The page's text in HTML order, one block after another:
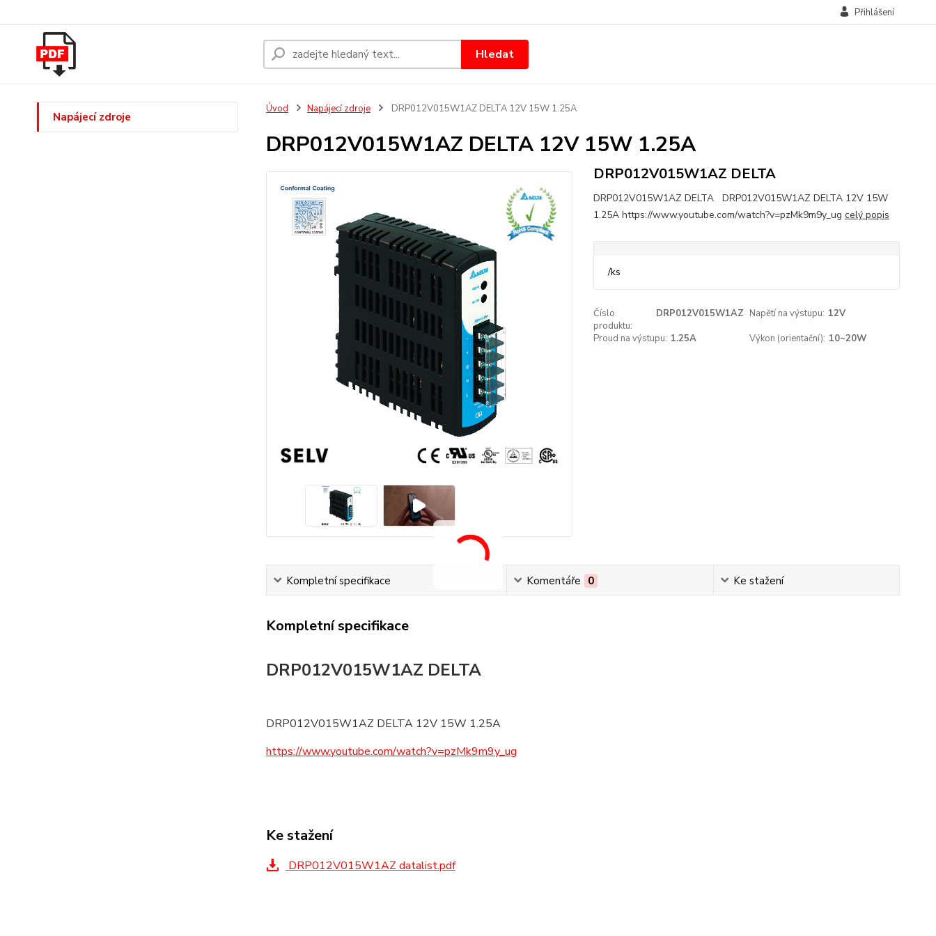
Přihlášení
Hledat
Napájecí zdroje
Úvod Napájecí zdroje DRP012V015W1AZ DELTA 12V 15W 1.25A
DRP012V015W1AZ DELTA 12V 15W 1.25A
DRP012V015W1AZ DELTA
DRP012V015W1AZ DELTA DRP012V015W1AZ DELTA 12V 15W
1.25A https://www.youtube.com/watch?v=pzMk9m9y_ug celý popis
/ks
Číslo
produktu:
DRP012V015W1AZ Napětí na výstupu: 12V
Proud na výstupu: 1.25A Výkon (orientační): 10~20W
Kompletní specifikace Komentáře 0 Ke stažení
Kompletní specifikace
DRP012V015W1AZ DELTA
DRP012V015W1AZ DELTA 12V 15W 1.25A
https://www.youtube.com/watch?v=pzMk9m9y_ug
Ke stažení
DRP012V015W1AZ datalist.pdf